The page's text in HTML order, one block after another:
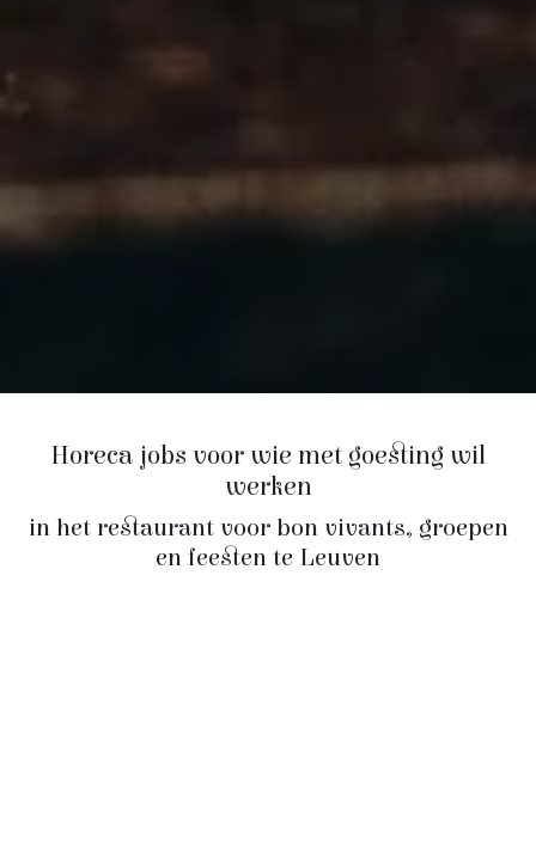
Horeca jobs voor wie met goesting wil
werken
in het restaurant voor bon vivants, groepen
en feesten te Leuven